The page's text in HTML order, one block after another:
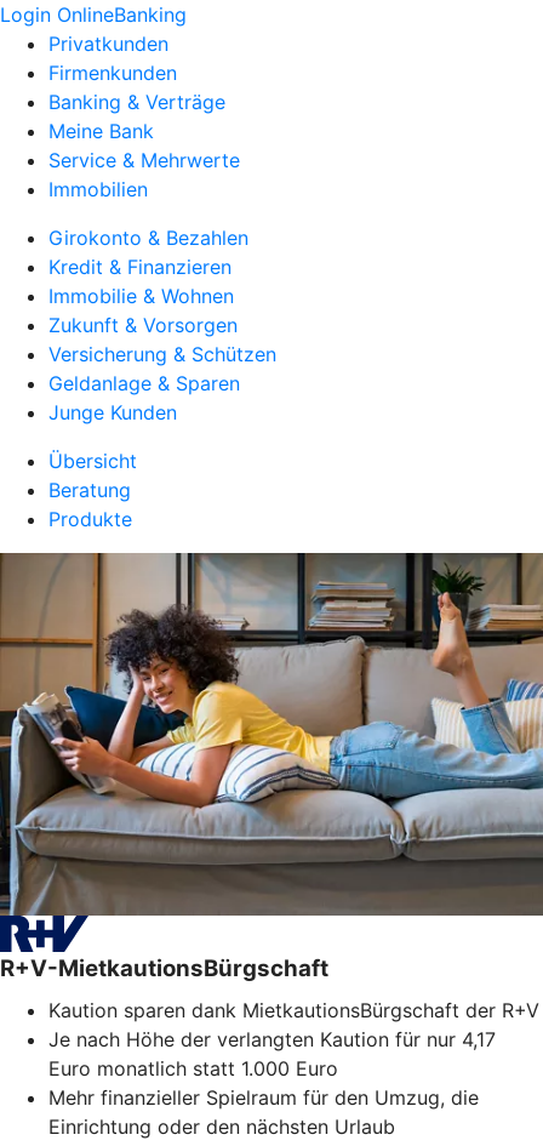
Login OnlineBanking
Privatkunden
Firmenkunden
Banking & Verträge
Meine Bank
Service & Mehrwerte
Immobilien
Girokonto & Bezahlen
Kredit & Finanzieren
Immobilie & Wohnen
Zukunft & Vorsorgen
Versicherung & Schützen
Geldanlage & Sparen
Junge Kunden
Übersicht
Beratung
Produkte
R+V-MietkautionsBürgschaft
Kaution sparen dank MietkautionsBürgschaft der R+V
Je nach Höhe der verlangten Kaution für nur 4,17
Euro monatlich statt 1.000 Euro
Mehr finanzieller Spielraum für den Umzug, die
Einrichtung oder den nächsten Urlaub